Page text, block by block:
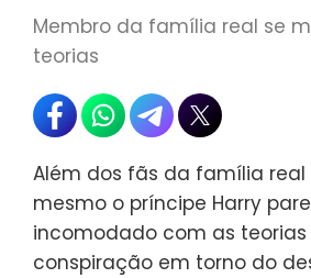
Membro da família real se
teorias
Além dos fãs da família
mesmo o príncipe Harry
incomodado com as teorias
conspiração em torno do